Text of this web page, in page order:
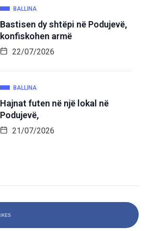
BALLINA
Bastisen dy shtëpi në Podujevë,
konfiskohen armë
22/07/2026
BALLINA
Hajnat futen në një lokal në
Podujevë,
21/07/2026
LIKES